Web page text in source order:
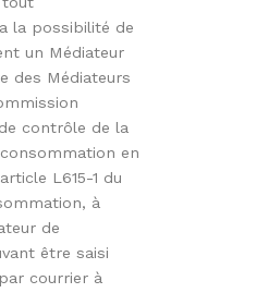
la possibilité de
un Médiateur
des Médiateurs
contrôle de la
en
L615-1 du
à
de
être saisi
courrier à